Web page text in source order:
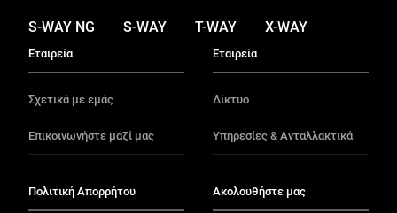
S-WAY NG S-WAY T-WAY X-WAY
Εταιρεία
Σχετικά με εμάς
Επικοινωνήστε μαζί μας
Εταιρεία
Δίκτυο
Υπηρεσίες & Ανταλλακτικά
Πολιτική Απορρήτου Ακολουθήστε μας